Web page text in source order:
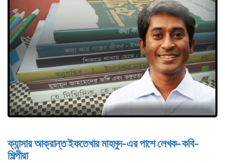
ক্যান্সার আক্রান্ত ইফতেখার মাহমুদ-এর পাশে লেখক-কবি-
শিল্পীরা